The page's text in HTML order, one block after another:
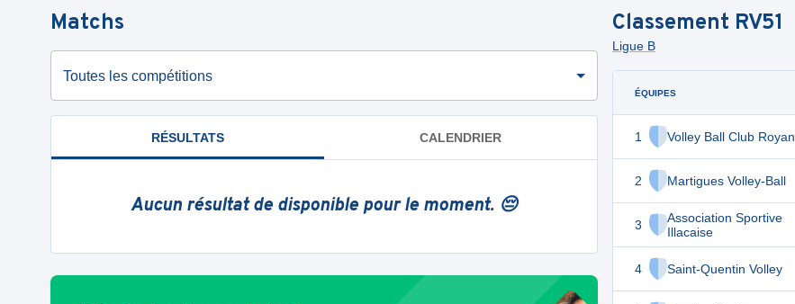
Matchs
Toutes les compétitions
RÉSULTATS CALENDRIER
Aucun résultat de disponible pour le moment. 😔
Classement RV51
Ligue B
ÉQUIPES
1 Volley Ball Club Royan
2 Martigues Volley-Ball
3
Association Sportive
Illacaise
4 Saint-Quentin Volley